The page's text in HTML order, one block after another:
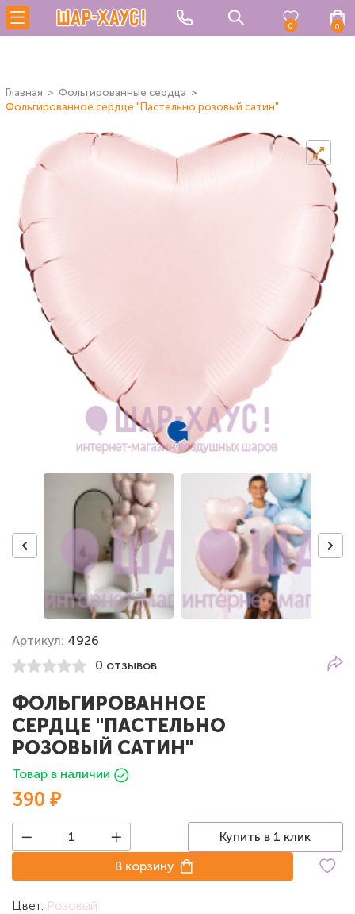
0 0
Главная
Фольгированные сердца
Фольгированное сердце "Пастельно розовый сатин"
Артикул: 4926
0 отзывов
ФОЛЬГИРОВАННОЕ
СЕРДЦЕ "ПАСТЕЛЬНО
РОЗОВЫЙ САТИН"
Товар в наличии
390 ₽
Купить в 1 клик
В корзину
Цвет: Розовый